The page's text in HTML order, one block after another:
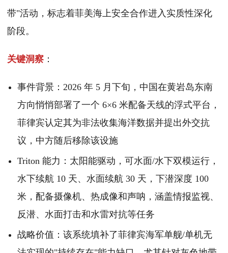
带"活动，标志着菲美海上安全合作进入实质性深化
阶段。
关键洞察 ：
事件背景：2026 年 5 月下旬，中国在黄岩岛东南
方向悄悄部署了一个 6×6 米配备天线的浮式平台，
菲律宾认定其为非法收集海洋数据并提出外交抗
议，中方随后移除该设施
Triton 能力：太阳能驱动，可水面/水下双模运行，
水下续航 10 天、水面续航 30 天，下潜深度 100
米，配备摄像机、热成像和声呐，涵盖情报监视、
反潜、水面打击和水雷对抗等任务
战略价值：该系统填补了菲律宾海军单舰/单机无